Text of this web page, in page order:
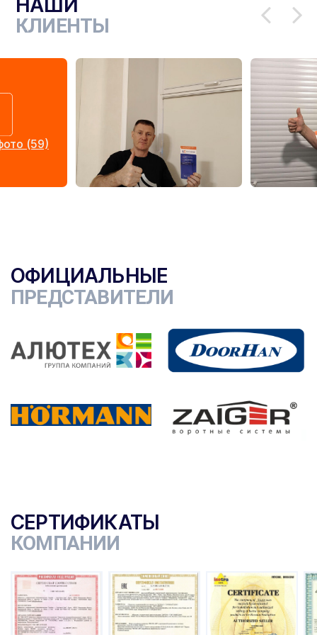
КЛИЕНТЫ
(59)
ОФИЦИАЛЬНЫЕ
ПРЕДСТАВИТЕЛИ
СЕРТИФИКАТЫ
КОМПАНИИ